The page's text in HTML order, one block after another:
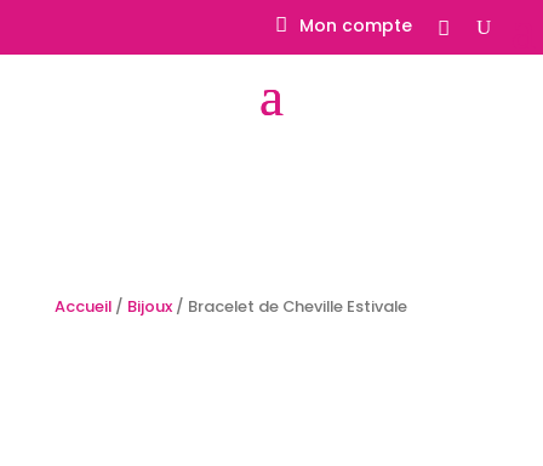
Mon compte
Accueil/ Bijoux/ Bracelet de Cheville Estivale